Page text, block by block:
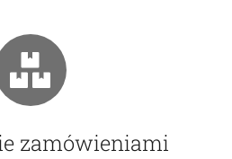
zamówieniami